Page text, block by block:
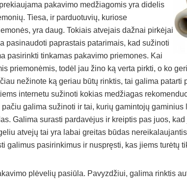
pakavimo medžiagomis yra didelis
Tiesa, ir parduotuvių, kuriose
yra daug. Tokiais atvejais dažnai pirkėjai
pasinaudoti paprastais patarimais, kad sužinoti
pasirinkti tinkamas pakavimo priemones. Kai
priemonėmis, todėl jau žino ką verta pirkti, o ko
nežinote ką geriau būtų rinktis, tai galima patarti
internetu sužinoti kokias medžiagas
pačiu galima sužinoti ir tai, kurių gamintojų
Galima surasti pardavėjus ir kreiptis pas juos,
atvejų tai yra labai greitas būdas
galimus pasirinkimus ir nuspręsti, kas jiems turėtų
plėvelių pasiūla. Pavyzdžiui, galima rinktis